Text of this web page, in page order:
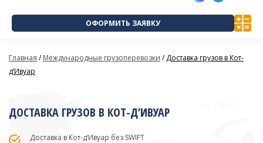
ОФОРМИТЬ ЗАЯВКУ
Главная /Международные грузоперевозки /Доставка грузов в Кот-
д’Ивуар
ДОСТАВКА ГРУЗОВ В КОТ-Д’ИВУАР
Доставка в Кот-д’Ивуар без SWIFT